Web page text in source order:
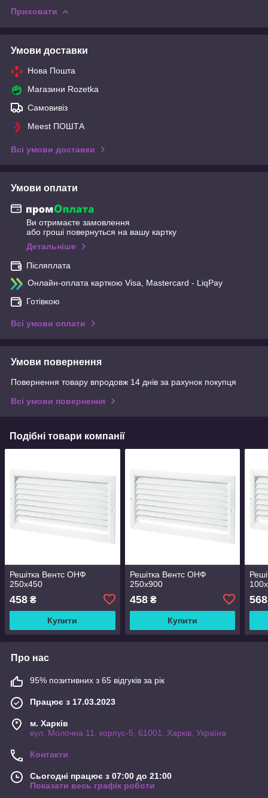
Приховати
Умови доставки
Нова Пошта
Магазини Rozetka
Самовивіз
Meest ПОШТА
Всі умови доставки
Умови оплати
Ви отримаєте замовлення
або гроші повернуться на вашу картку
Детальніше
Післяплата
Онлайн-оплата карткою Visa, Mastercard - LiqPay
Готівкою
Всі умови оплати
Умови повернення
Повернення товару впродовж 14 днів за рахунок покупця
Всі умови повернення
Подібні товари компанії
Решітка Вентс ОНФ
250x450
458 ₴
Купити
Решітка Вентс ОНФ
250x900
458₴
Купити
568
Про нас
95% позитивних з 65 відгуків за рік
Працює з 17.03.2023
м. Харків
вул. Молочна 11, корпус-5, 61001, Харків, Україна
Контакти
Сьогодні працює з 07:00 до 21:00
Показати весь графік роботи